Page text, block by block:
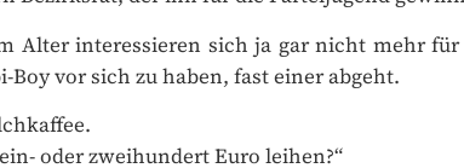
Alter interessieren sich ja gar nicht mehr für
vor sich zu haben, fast einer abgeht.
oder zweihundert Euro leihen?“